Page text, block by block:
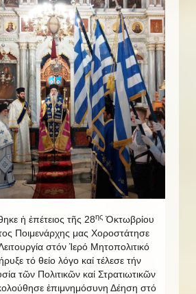
ἡ ἐπέτειος τῆς 28ης Ὀκτωβρίου
Ποιμενάρχης μας Χοροστάτησε
στόν Ἱερό Μητοπολιτικό
τό θείο λόγο καί τέλεσε τήν
τῶν Πολιτικῶν καί Στρατιωτικῶν
ἐπιμνημόσυνη Δέηση στό